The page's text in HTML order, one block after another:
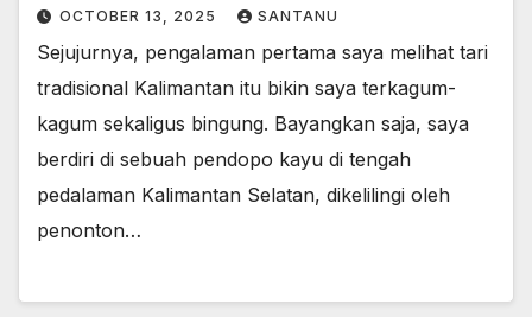
OCTOBER 13, 2025 SANTANU
Sejujurnya, pengalaman pertama saya melihat tari
tradisional Kalimantan itu bikin saya terkagum-
kagum sekaligus bingung. Bayangkan saja, saya
berdiri di sebuah pendopo kayu di tengah
pedalaman Kalimantan Selatan, dikelilingi oleh
penonton…